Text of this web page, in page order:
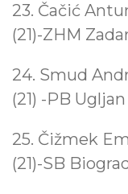
23.
(21)-ZHM
24.
(21) -PB Ugljan
25.
(21)-SB